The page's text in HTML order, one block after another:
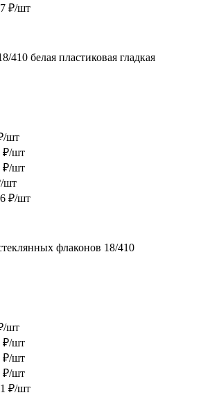
₽/шт
белая пластиковая гладкая
шт
₽/шт
₽/шт
шт
₽/шт
флаконов 18/410
шт
₽/шт
₽/шт
₽/шт
₽/шт